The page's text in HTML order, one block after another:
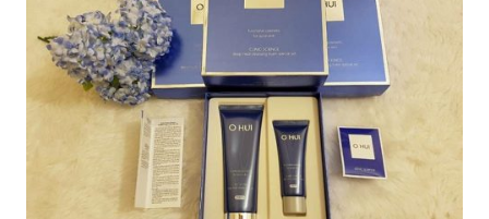
CỦA
NGA
CÓ
TỐT
KHÔNG?